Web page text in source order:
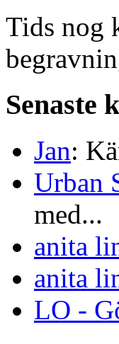
Tids nog
Senaste
Jan:
Urban
med...
anita
anita
LO -